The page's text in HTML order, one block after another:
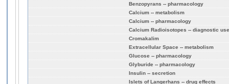
Benzopyrans -- pharmacology
Calcium -- metabolism
Calcium -- pharmacology
Calcium Radioisotopes -- diagnostic use
Cromakalim
Extracellular Space -- metabolism
Glucose -- pharmacology
Glyburide -- pharmacology
Insulin -- secretion
Islets of Langerhans -- drug effects